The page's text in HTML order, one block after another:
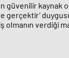
güvenilir kaynak
gerçektir’
olmanın verdiği